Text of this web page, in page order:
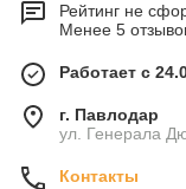
Рейтинг не
Менее 5
Работает с
г. Павлодар
ул. Генерала
Контакты